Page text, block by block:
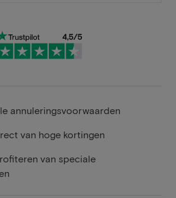
annuleringsvoorwaarden
van hoge kortingen
van speciale